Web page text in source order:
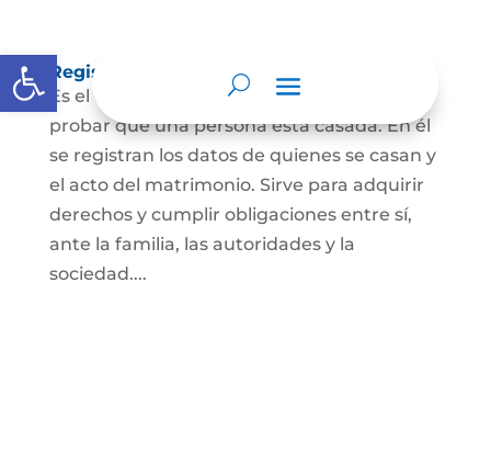
Abrir barra de herramientas
Registro Civil de Matrimonio
Es el documento público necesario para
probar que una persona está casada. En él
se registran los datos de quienes se casan y
el acto del matrimonio. Sirve para adquirir
derechos y cumplir obligaciones entre sí,
ante la familia, las autoridades y la
sociedad....